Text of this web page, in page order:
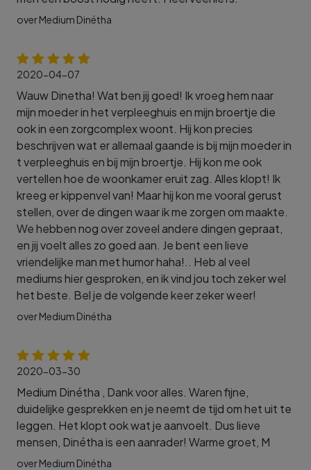
over Medium Dinétha
2020-04-07
Wauw Dinetha! Wat ben jij goed! Ik vroeg hem naar
mijn moeder in het verpleeghuis en mijn broertje die
ook in een zorgcomplex woont. Hij kon precies
beschrijven wat er allemaal gaande is bij mijn moeder in
t verpleeghuis en bij mijn broertje. Hij kon me ook
vertellen hoe de woonkamer eruit zag. Alles klopt! Ik
kreeg er kippenvel van! Maar hij kon me vooral gerust
stellen, over de dingen waar ik me zorgen om maakte.
We hebben nog over zoveel andere dingen gepraat,
en jij voelt alles zo goed aan. Je bent een lieve
vriendelijke man met humor haha!.. Heb al veel
mediums hier gesproken, en ik vind jou toch zeker wel
het beste. Bel je de volgende keer zeker weer!
over Medium Dinétha
2020-03-30
Medium Dinétha , Dank voor alles. Waren fijne,
duidelijke gesprekken en je neemt de tijd om het uit te
leggen. Het klopt ook wat je aanvoelt. Dus lieve
mensen, Dinétha is een aanrader! Warme groet, M
over Medium Dinétha